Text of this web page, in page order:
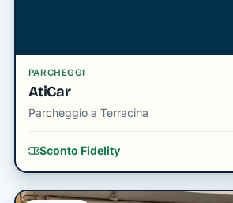
PARCHEGGI
AtiCar
Parcheggio a Terracina
Sconto Fidelity